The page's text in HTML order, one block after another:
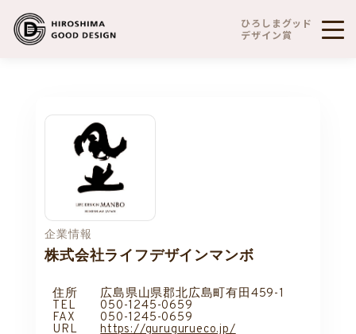
ひろしまグッド
デザイン賞
企業情報
株式会社ライフデザインマンボ
住所 広島県山県郡北広島町有田459-1
TEL 050-1245-0659
FAX 050-1245-0659
URL https://gurugurueco.jp/